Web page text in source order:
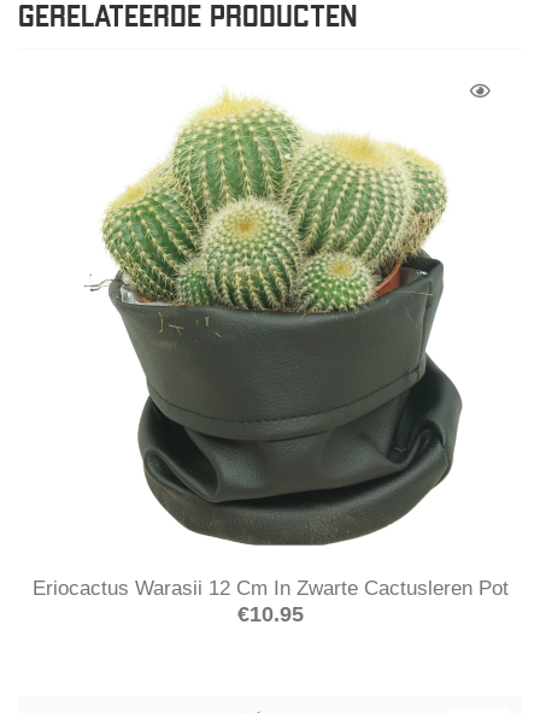
GERELATEERDE PRODUCTEN
Eriocactus Warasii 12 Cm In Zwarte Cactusleren Pot
€10.95